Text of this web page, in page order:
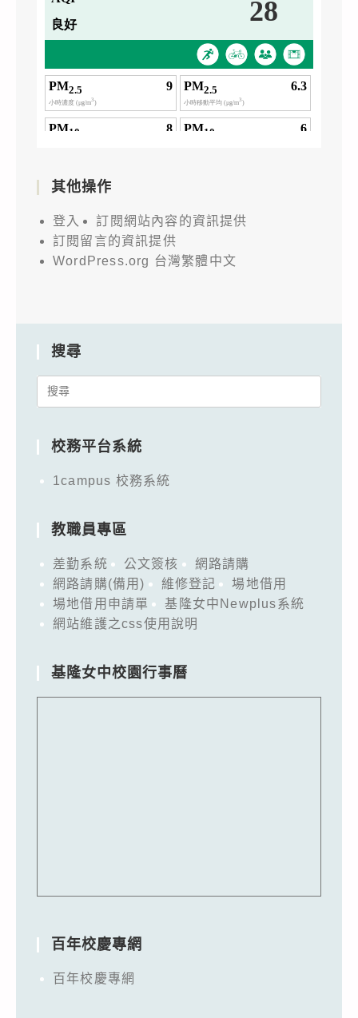
其他操作
登入
訂閱網站內容的資訊提供
訂閱留言的資訊提供
WordPress.org 台灣繁體中文
搜尋
Search
校務平台系統
1campus 校務系統
教職員專區
差勤系統 公文簽核
網路請購
網路請購(備用)
維修登記
場地借用
場地借用申請單
基隆女中Newplus系統
網站維護之css使用說明
基隆女中校園行事曆
百年校慶專網
百年校慶專網